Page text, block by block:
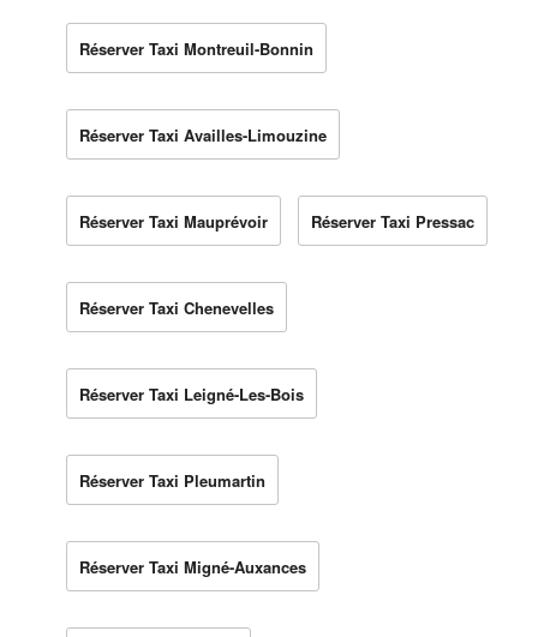
Réserver Taxi Montreuil-Bonnin
Réserver Taxi Availles-Limouzine
Réserver Taxi Mauprévoir Réserver Taxi Pressac
Réserver Taxi Chenevelles
Réserver Taxi Leigné-Les-Bois
Réserver Taxi Pleumartin
Réserver Taxi Migné-Auxances